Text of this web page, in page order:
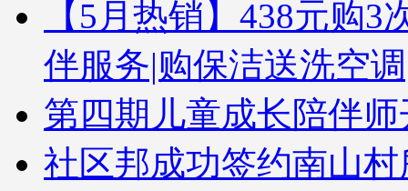
【5月热销】438元购
伴服务|购保洁送洗空
第四期儿童成长陪伴
社区邦成功签约南山